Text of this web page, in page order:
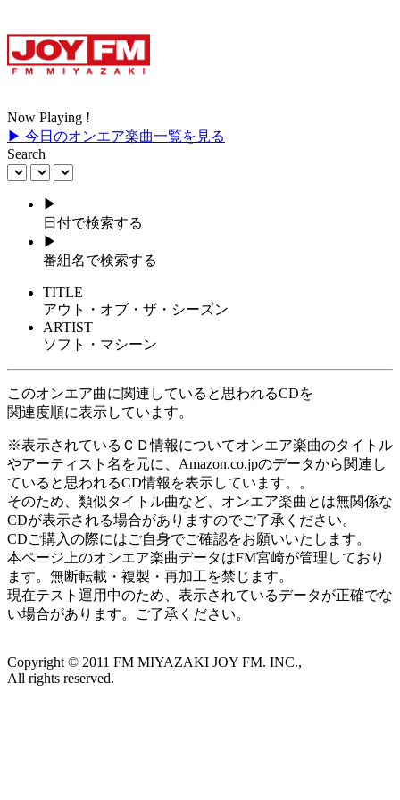
Now Playing !
▶ 今日のオンエア楽曲一覧を見る
Search
▶
日付で検索する
▶
番組名で検索する
TITLE
アウト・オブ・ザ・シーズン
ARTIST
ソフト・マシーン
このオンエア曲に関連していると思われるCDを
関連度順に表示しています。
※表示されているＣＤ情報についてオンエア楽曲のタイトル
やアーティスト名を元に、Amazon.co.jpのデータから関連し
ていると思われるCD情報を表示しています。。
そのため、類似タイトル曲など、オンエア楽曲とは無関係な
CDが表示される場合がありますのでご了承ください。
CDご購入の際にはご自身でご確認をお願いいたします。
本ページ上のオンエア楽曲データはFM宮崎が管理しており
ます。無断転載・複製・再加工を禁じます。
現在テスト運用中のため、表示されているデータが正確でな
い場合があります。ご了承ください。
Copyright © 2011 FM MIYAZAKI JOY FM. INC.,
All rights reserved.